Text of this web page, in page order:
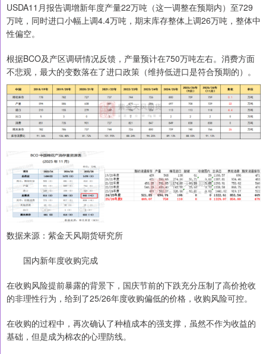
USDA11月报告调增新年度产量22万吨（这一调整在预期内）至729
万吨，同时进口小幅上调4.4万吨，期末库存整体上调26万吨，整体中
性偏空。
根据BCO及产区调研情况反馈，产量预计在750万吨左右。消费方面
不悲观，最大的变数落在了进口政策（维持低进口是符合预期的）。
数据来源：紫金天风期货研究所
国内新年度收购完成
在收购风险提前暴露的背景下，国庆节前的下跌充分压制了高价抢收
的非理性行为，给到了25/26年度收购偏低的价格，收购风险可控。
在收购的过程中，再次确认了种植成本的强支撑，虽然不作为收益的
基础，但是成为棉农的心理防线。